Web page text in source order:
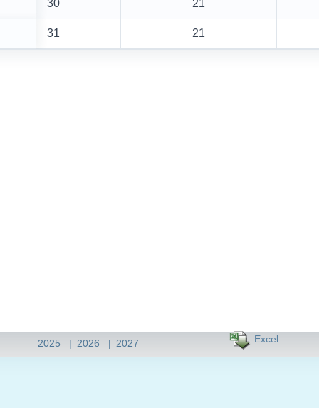
2025 | 2026 | 2027 Excel
30 21
31 21